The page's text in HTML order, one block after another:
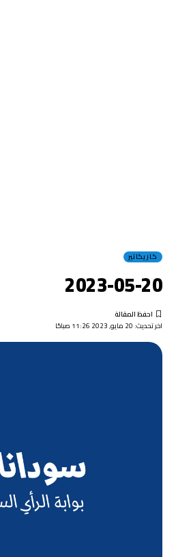
كاريكاتير
2023-05-20
اخر تحديث: 20 مايو, 2023 11:26 صباحًا